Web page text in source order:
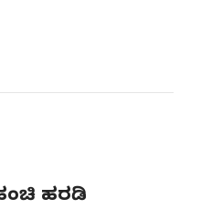
ಹರಡಿ